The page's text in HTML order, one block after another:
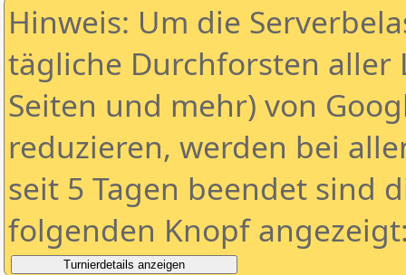
Hinweis: Um die
tägliche Durchforsten aller
Seiten und mehr) von
reduzieren, werden bei
seit 5 Tagen beendet sind
folgenden Knopf